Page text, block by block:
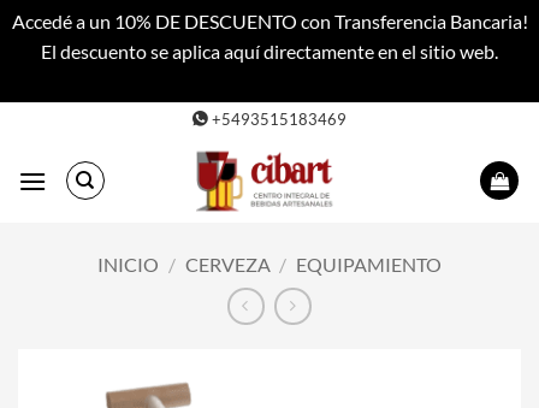
Accedé a un 10% DE DESCUENTO con Transferencia Bancaria!
El descuento se aplica aquí directamente en el sitio web.
contenido
+5493515183469
INICIO / CERVEZA / EQUIPAMIENTO